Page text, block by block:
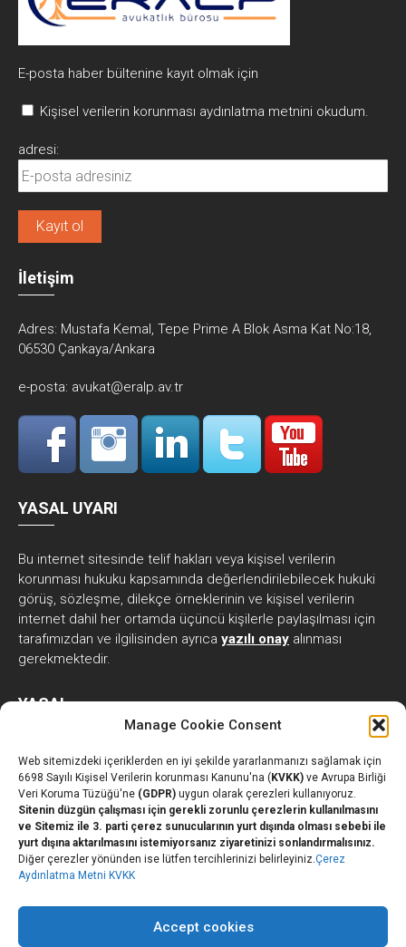
Manage Cookie Consent
Web sitemizdeki içeriklerden en iyi şekilde yararlanmanızı sağlamak için
6698 Sayılı Kişisel Verilerin korunması Kanunu'na ( KVKK) ve Avrupa Birliği
Veri Koruma Tüzüğü'ne (GDPR) uygun olarak çerezleri kullanıyoruz.
Sitenin düzgün çalışması için gerekli zorunlu çerezlerin kullanılmasını
ve Sitemiz ile 3. parti çerez sunucularının yurt dışında olması sebebi ile
yurt dışına aktarılmasını istemiyorsanız ziyaretinizi sonlandırmalısınız.
Diğer çerezler yönünden ise lütfen tercihlerinizi belirleyiniz.Çerez
Aydınlatma Metni KVKK
Accept cookies
E-posta haber bültenine kayıt olmak için
Kişisel verilerin korunması aydınlatma metnini okudum.
adresi:
İletişim
Adres: Mustafa Kemal, Tepe Prime A Blok Asma Kat No:18,
06530 Çankaya/Ankara
e-posta: avukat@eralp.av.tr
YASAL UYARI
Bu internet sitesinde telif hakları veya kişisel verilerin
korunması hukuku kapsamında değerlendirilebilecek hukuki
görüş, sözleşme, dilekçe örneklerinin ve kişisel verilerin
internet dahil her ortamda üçüncü kişilerle paylaşılması için
tarafımızdan ve ilgilisinden ayrıca yazılı onay alınması
gerekmektedir.
YASAL
Kişisel Verilerin İşlenmesine İlişkin Açık Rıza Beyanı
Kişisel Verilerin İşlenmesine İlişkin Aydınlatma Metni
KVKK Çerez Aydınlatma Metni
GDPR Cookie Policy
Bilgi Güvenliği Politikası
Kişisel Verilerin Korunması Politikası